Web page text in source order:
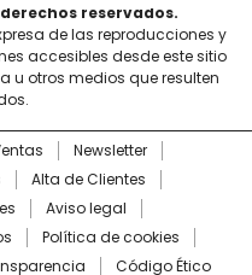
derechos reservados.
de las reproducciones y
accesibles desde este sitio
u otros medios que resulten
Newsletter
Alta de Clientes
Aviso legal
Política de cookies
Código Ético